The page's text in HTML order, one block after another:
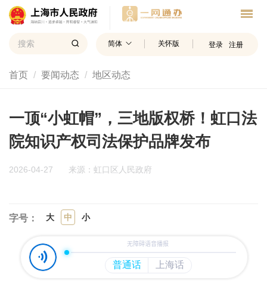
简体 关怀版 登录 注册
首页 要闻动态 地区动态
一顶“小虹帽”，三地版权桥！虹口法
院知识产权司法保护品牌发布
2026-04-27 来源：虹口区人民政府
字号： 大 中 小